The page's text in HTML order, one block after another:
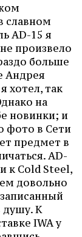
славном
AD-15 я
произвело
больше
Андрея
хотел, так
на
новинки; и
фото в Сети
предмет в
AD-
к Cold Steel,
довольно
душу. К
IWA у